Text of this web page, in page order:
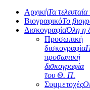
ΑρχικήΤα
ΒιογραφικόΤο
ΔισκογραφίαΌλη η
Προσωπική
δισκογραφία
προσωπική
δισκογραφία
του Θ. Π.
Συμμετοχές